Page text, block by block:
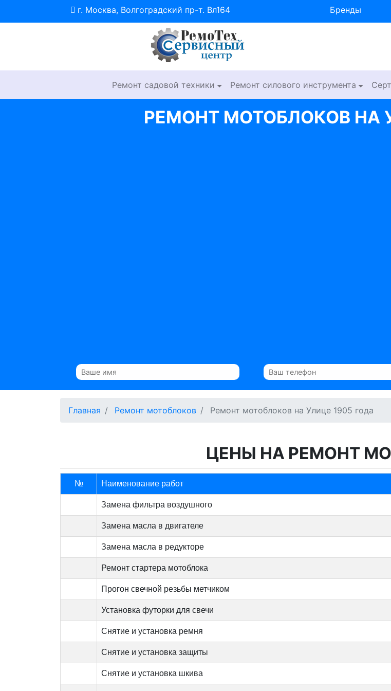
г. Москва, Волгоградский пр-т. Вл164 Бренды
Ремонт садовой техники Ремонт силового инструмента
РЕМОНТ МОТОБЛОКОВ НА
Главная Ремонт мотоблоков Ремонт мотоблоков на Улице 1905 года
ЦЕНЫ НА РЕМОНТ
№ Наименование работ
Замена фильтра воздушного
Замена масла в двигателе
Замена масла в редукторе
Ремонт стартера мотоблока
Прогон свечной резьбы метчиком
Установка футорки для свечи
Снятие и установка ремня
Снятие и установка защиты
Снятие и установка шкива